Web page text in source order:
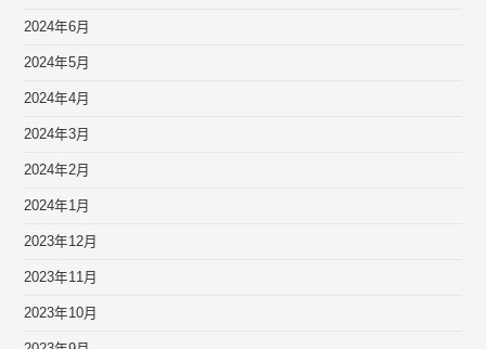
2024年6月
2024年5月
2024年4月
2024年3月
2024年2月
2024年1月
2023年12月
2023年11月
2023年10月